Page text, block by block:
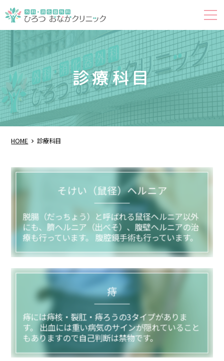
診療科目
HOME 診療科目
そけい（鼠径）ヘルニア
脱腸（だっちょう）と呼ばれる鼠径ヘルニア以外
にも、臍ヘルニア（出べそ）、腹壁ヘルニアの治
療も行っています。 腹腔鏡手術も行っています。
痔
痔には痔核・裂肛・痔ろうの3タイプがありま
す。 出血には重い病気のサインが隠れていること
もありますので自己判断は禁物です。